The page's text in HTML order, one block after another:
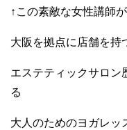
↑この素敵な女性講師
大阪を拠点に店舗を持
エステティックサロン
る
大人のためのヨガレッ